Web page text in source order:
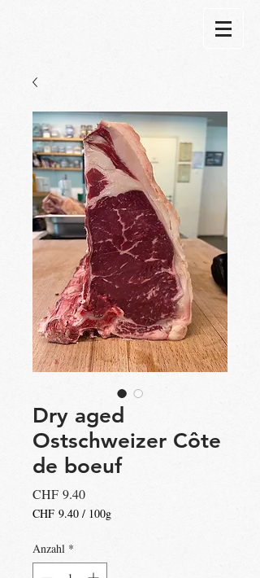
Dry aged
Ostschweizer Côte
de boeuf
CHF 9.40Preis
CHF 9.40 / 100g
pro
100
Anzahl *